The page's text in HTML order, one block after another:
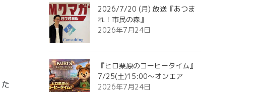
2026/7/20 (月) 放送『あつま
れ！市民の森』
2026年7月24日
『ヒロ栗原のコーヒータイム』
7/25(土)15:00～オンエア
2026年7月24日